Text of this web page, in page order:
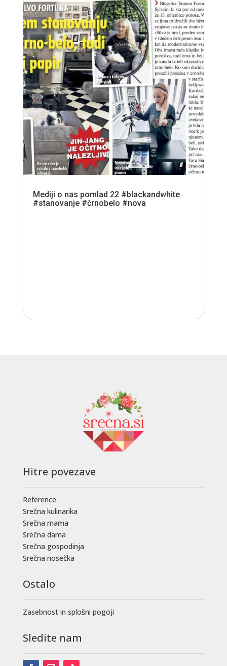
Mediji o nas pomlad 22 #blackandwhite
#stanovanje #črnobelo #nova
Hitre povezave
Reference
Srečna kulinarika
Srečna mama
Srečna dama
Srečna gospodinja
Srečna nosečka
Ostalo
Zasebnost in splošni pogoji
Sledite nam